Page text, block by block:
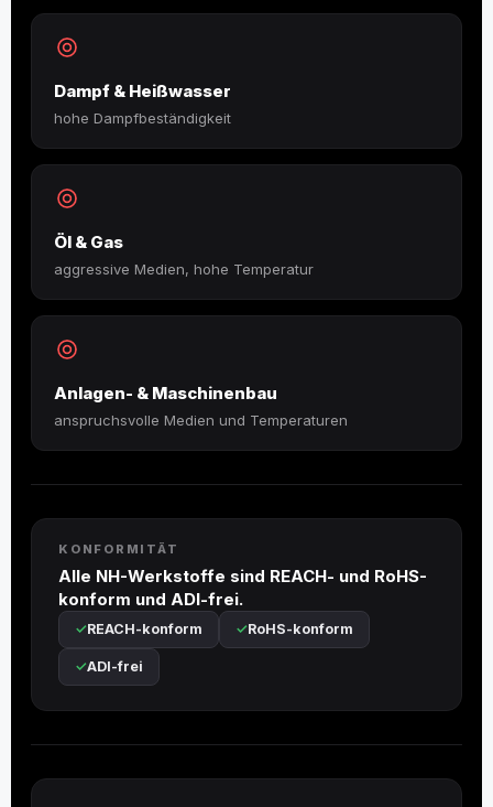
Dampf & Heißwasser
hohe Dampfbeständigkeit
Öl & Gas
aggressive Medien, hohe Temperatur
Anlagen- & Maschinenbau
anspruchsvolle Medien und Temperaturen
KONFORMITÄT
Alle NH-Werkstoffe sind REACH- und RoHS-
konform und ADI-frei.
REACH-konform RoHS-konform
ADI-frei